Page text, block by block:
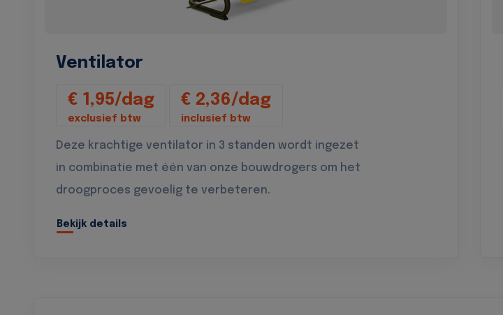
Ventilator
€ 1,95/dag
exclusief btw
€ 2,36/dag
inclusief btw
Deze krachtige ventilator in 3 standen wordt ingezet
in combinatie met één van onze bouwdrogers om het
droogproces gevoelig te verbeteren.
Bekijk details